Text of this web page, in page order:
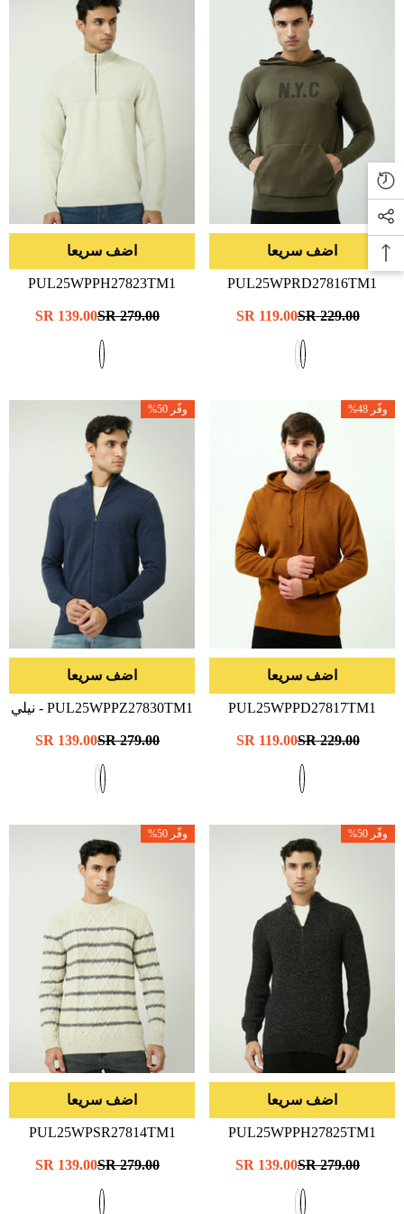
اضف سريعا
PUL25WPRD27816TM1
سعر
229.00 SR
سعر
البيع
119.00 SR
اضف سريعا
PUL25WPPH27823TM1
سعر
279.00 SR
سعر
139.00 SR
وفّر 48%
اضف سريعا
PUL25WPPD27817TM1
سعر
229.00 SR
سعر
119.00 SR
وفّر 50%
اضف سريعا
PUL25WPPZ27830TM1 - نيلي
سعر
279.00 SR
سعر
البيع
139.00 SR
وفّر 50%
اضف سريعا
PUL25WPPH27825TM1
سعر
279.00 SR
سعر
البيع
139.00 SR
وفّر 50%
اضف سريعا
PUL25WPSR27814TM1
سعر
279.00 SR
سعر
139.00 SR